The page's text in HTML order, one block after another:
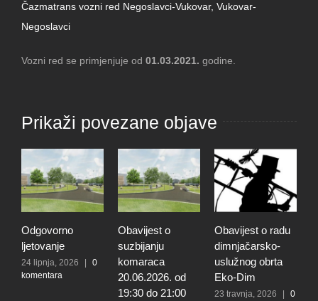
Čazmatrans vozni red Negoslavci-Vukovar, Vukovar-
Negoslavci
Vozni red se primjenjuje od 01.03.2021. godine.
Prikaži povezane objave
Odgovorno
ljetovanje
24 lipnja, 2026
0
komentara
Obavijest o
suzbijanju
komaraca
20.06.2026. od
19:30 do 21:00
Obavijest o radu
dimnjačarsko-
uslužnog obrta
Eko-Dim
23 travnja, 2026
0